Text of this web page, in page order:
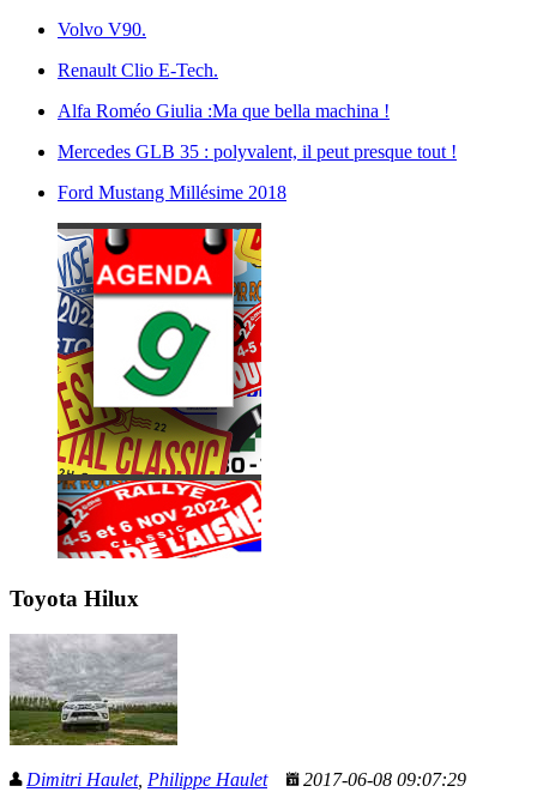
Volvo V90.
Renault Clio E-Tech.
Alfa Roméo Giulia :Ma que bella machina !
Mercedes GLB 35 : polyvalent, il peut presque tout !
Ford Mustang Millésime 2018
Toyota Hilux
Dimitri Haulet, Philippe Haulet
2017-06-08 09:07:29